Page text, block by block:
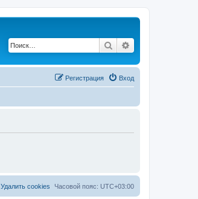
Поиск
Вход
Регистрация
Часовой пояс: UTC+03:00
Удалить cookies